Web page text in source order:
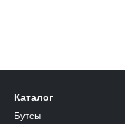
Каталог
Бутсы